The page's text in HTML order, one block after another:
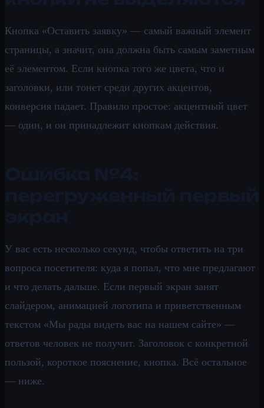
Кнопка «Оставить заявку» — самый важный элемент
страницы, а значит, она должна быть самым заметным
её элементом. Если кнопка того же цвета, что и
заголовки, или тонет среди других акцентов,
конверсия падает. Правило простое: акцентный цвет
— один, и он принадлежит кнопкам действия.
У вас есть несколько секунд, чтобы ответить на три
вопроса посетителя: куда я попал, что мне предлагают
и что делать дальше. Если первый экран занят
слайдером, анимацией логотипа и приветственным
текстом «Мы рады видеть вас на нашем сайте» —
ответов человек не получит. Заголовок с конкретной
пользой, короткое пояснение, кнопка. Всё остальное
— ниже.